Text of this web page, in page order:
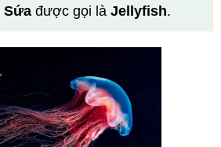
Sứa được gọi là Jellyfish.